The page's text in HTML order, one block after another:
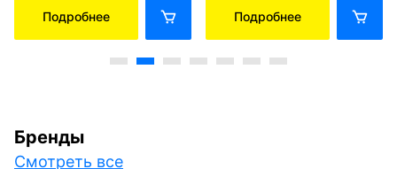
Подробнее Подробнее
Бренды
Смотреть все